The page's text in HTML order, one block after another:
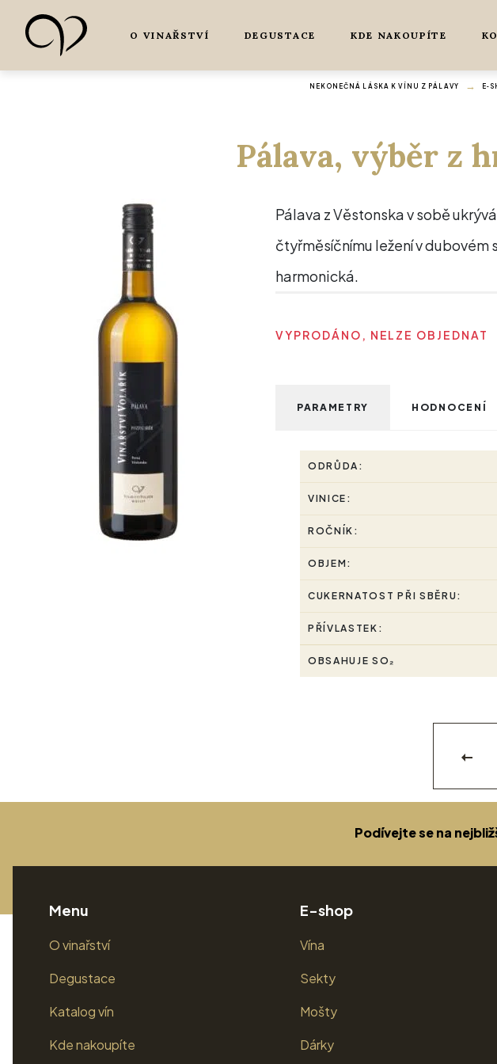
O VINAŘSTVÍ DEGUSTACE KDE NAKOUPÍTE
NEKONEČNÁ LÁSKA K VÍNU Z PÁLAVY
Pálava, výběr z
Pálava z Věstonska v sobě
čtyřměsíčnímu ležení v dubovém
harmonická.
VYPRODÁNO, NELZE OBJEDNAT
PARAMETRY HODNOCENÍ
ODRŮDA:
VINICE:
ROČNÍK:
OBJEM:
CUKERNATOST PŘI SBĚRU:
PŘÍVLASTEK:
OBSAHUJE SO₂
Podívejte se na
Menu
O vinařství
Degustace
Katalog vín
Kde nakoupíte
E-shop
Vína
Sekty
Mošty
Dárky